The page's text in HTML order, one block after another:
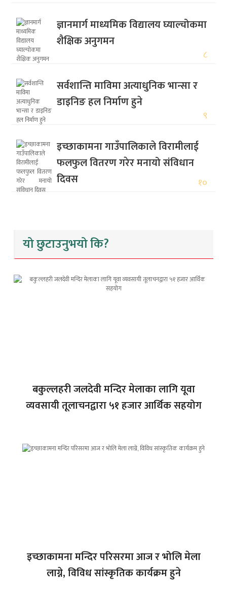
ज्ञानमार्ग माध्यमिक विद्यालय घ्याल्चोकमा
शैक्षिक अनुगमन
८
सर्वशान्ति माविमा अत्याधुनिक भान्सा र
डाइनिङ हल निर्माण हुने
९
इच्छाकामना गाउँपालिकाले विरामीलाई
फलफुल वितरण गरेर मनायो संविधान
दिवस
१०
यो छुटाउनुभयो कि?
बकुल्लहरी जलदेवी मन्दिर मेलाका लागि यूवा
व्यवसायी तूलाचनद्वारा ५१ हजार आर्थिक सहयोग
इच्छाकामना मन्दिर परिसरमा आज र भोलि मेला
लाग्ने, विविध सांस्कृतिक कार्यक्रम हुने